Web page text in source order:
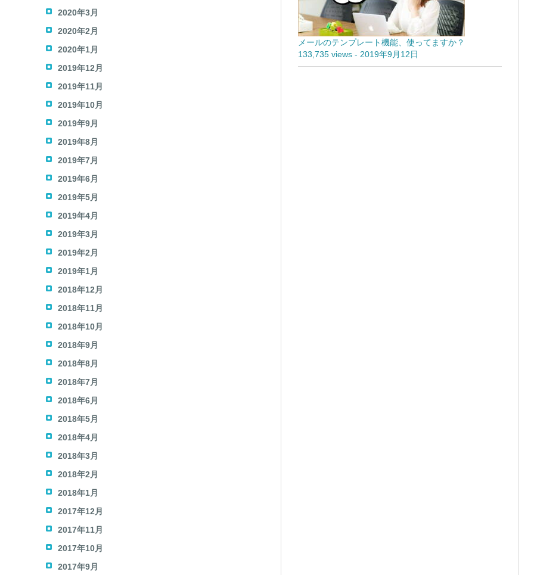
2020年3月
2020年2月
2020年1月
2019年12月
2019年11月
2019年10月
2019年9月
2019年8月
2019年7月
2019年6月
2019年5月
2019年4月
2019年3月
2019年2月
2019年1月
2018年12月
2018年11月
2018年10月
2018年9月
2018年8月
2018年7月
2018年6月
2018年5月
2018年4月
2018年3月
2018年2月
2018年1月
2017年12月
2017年11月
2017年10月
2017年9月
メールのテンプレート機能、使ってますか？
133,735 views- 2019年9月12日